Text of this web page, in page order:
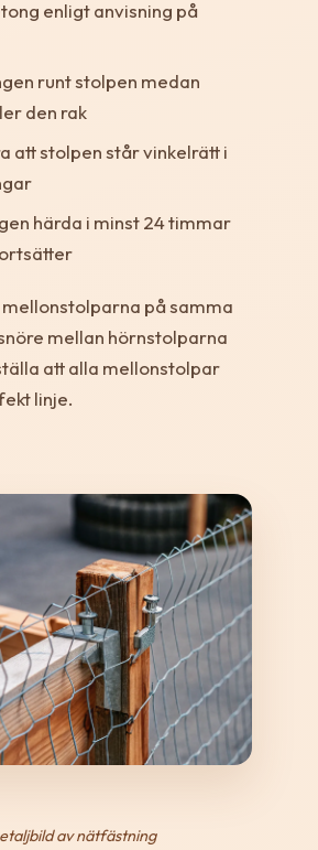
enligt anvisning på
runt stolpen medan
den rak
att stolpen står vinkelrätt i
härda i minst 24 timmar
på samma
mellan hörnstolparna
att alla mellonstolpar
linje.
av nätfästning